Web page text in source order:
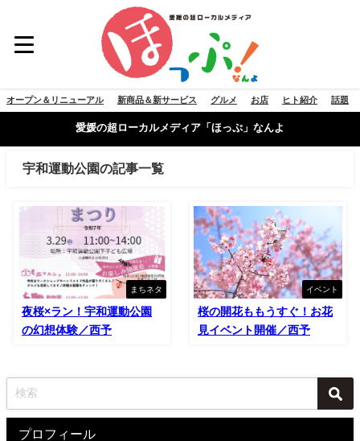
オープン＆リニューアル 新商品＆新サービス グルメ お店 ヒト紹介 話題
愛媛の超ローカルメディア「ほっぷ」なんよ
宇和運動公園の記事一覧
まちネタ
夜桜×ラン！宇和運動公園
の幻想体験／西予
イベント
桜の開花ももうすぐ！お花
見イベント開催／西予
プロフィール